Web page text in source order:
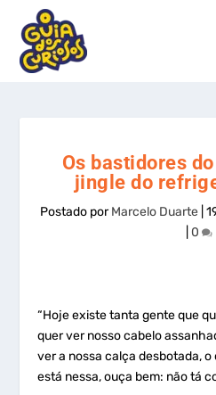
Os bastidores
jingle do
Postado porMarcelo Duarte
0
“Hoje existe tanta gente que
quer ver nosso cabelo
ver a nossa calça desbotada,
está nessa, ouça bem: não tá